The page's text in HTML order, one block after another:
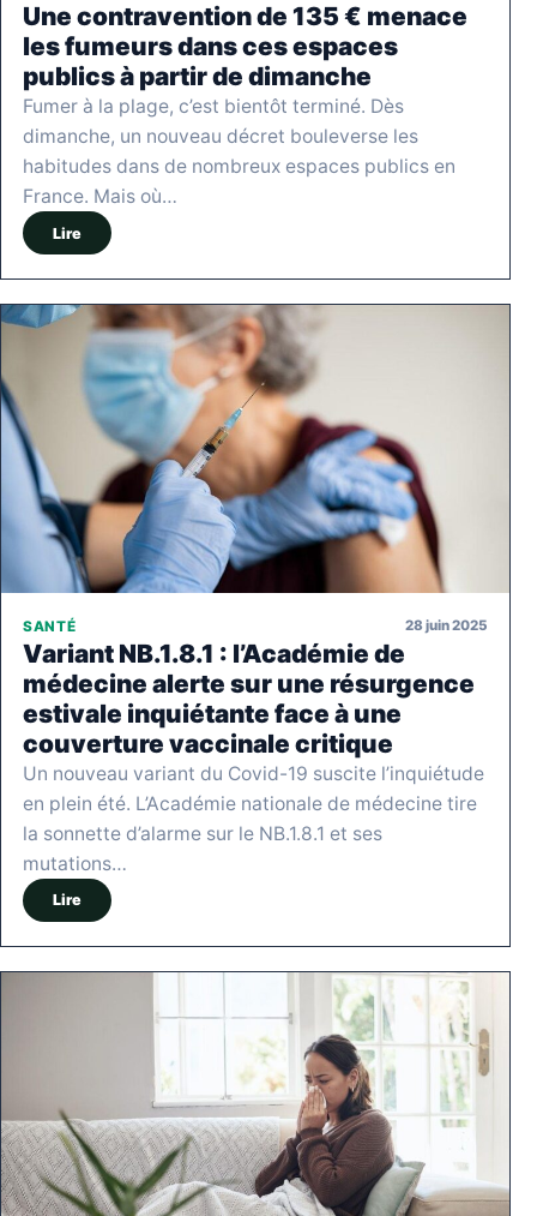
Une contravention de 135 € menace
les fumeurs dans ces espaces
publics à partir de dimanche
Fumer à la plage, c’est bientôt terminé. Dès
dimanche, un nouveau décret bouleverse les
habitudes dans de nombreux espaces publics en
France. Mais où…
Lire
SANTÉ 28 juin 2025
Variant NB.1.8.1 : l’Académie de
médecine alerte sur une résurgence
estivale inquiétante face à une
couverture vaccinale critique
Un nouveau variant du Covid-19 suscite l’inquiétude
en plein été. L’Académie nationale de médecine tire
la sonnette d’alarme sur le NB.1.8.1 et ses
mutations…
Lire